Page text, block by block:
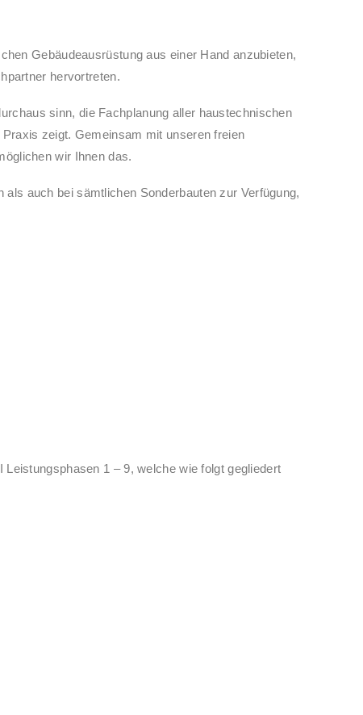
Gebäudeausrüstung aus einer Hand anzubieten,
hervortreten.
sinn, die Fachplanung aller haustechnischen
zeigt. Gemeinsam mit unseren freien
wir Ihnen das.
auch bei sämtlichen Sonderbauten zur Verfügung,
1 – 9, welche wie folgt gegliedert